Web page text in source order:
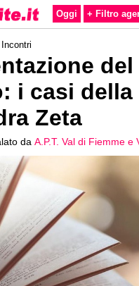
Oggi + Filtro
Incontri
i casi della
Zeta
da A.P.T. Val di Fiemme e